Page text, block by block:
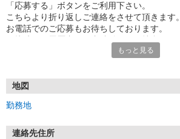
「応募する」ボタンをご利用下さい。
こちらより折り返しご連絡をさせて頂きます。
お電話でのご応募もお待ちしております。
もっと見る
地図
勤務地
連絡先住所